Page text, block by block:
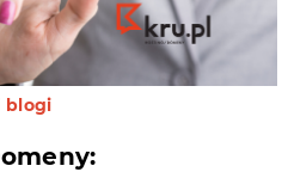
blogi